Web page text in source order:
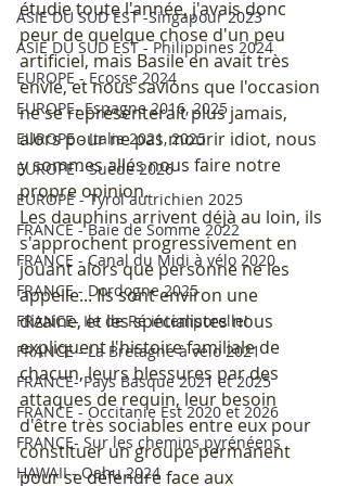
ASIE DU SUD EST -Singapour 2023
ASIE DU SUD EST - Philippines 2024
EUROPE - Ecosse 2024
EUROPE- Espagne 2016, 2025
EUROPE - Italie 2021, 2025
EUROPE - Suède 2026
EUROPE - Tyrol autrichien 2025
FRANCE - Baie de Somme 2022
FRANCE - Canal du Midi à vélo 2020
FRANCE - Dordogne 2025
FRANCE- Ile de Ré intemporelle!
FRANCE - La Bretagne à vélo 2021
FRANCE- Pays Basque 2021 et 2025
FRANCE - Occitanie Est 2020 et 2026
FRANCE- Sur les chemins pyrénéens
HAWAII - Oahu 2024
étudie toute l'année, j'avais donc
peur de quelque chose d'un peu
artificiel, mais Basile en avait très
envie, et nous savions que l'occasion
ne se représenterait plus jamais,
alors pour ne pas mourir idiot, nous
y sommes allés nous faire notre
propre opinion.
Les dauphins arrivent déjà au loin, ils
s'approchent progressivement en
jouant alors que personne ne les
appelle... Ils sont environ une
dizaine, et les spécialistes nous
expliquent l'histoire familiale de
chacun, leurs blessures par des
attaques de requin, leur besoin
d'être très sociables entre eux pour
constituer un groupe permanent
pour se défendre face aux